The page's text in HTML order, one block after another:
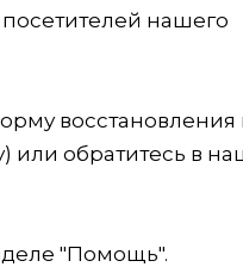
посетителей нашего
восстановления
или обратитесь в
"Помощь".